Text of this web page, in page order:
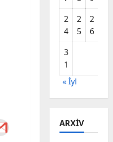
2
4
2
5
2
6
3
1
« İyl
ARXIV